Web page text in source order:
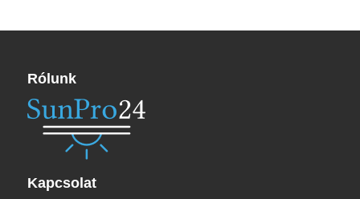
Rólunk
Kapcsolat